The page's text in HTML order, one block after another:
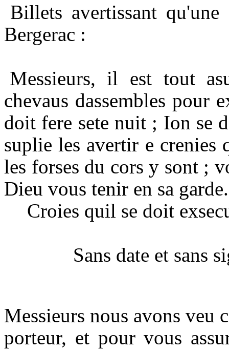
Billets avertissant
Bergerac :
Messieurs, il est tout
chevaus dassembles pour
doit fere sete nuit ; Ion se
suplie les avertir e crenies
les forses du cors y sont ;
Dieu vous tenir en sa garde.
Croies quil se doit
Sans date et sans
Messieurs nous avons veu
porteur, et pour vous